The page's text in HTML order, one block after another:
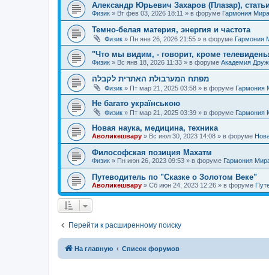
Александр Юрьевич Захаров (Плазар), статьи
Физик » Вт фев 03, 2026 18:11 » в форуме Гармония Мира
Темно-белая материя, энергия и частота
Физик » Пн янв 26, 2026 21:55 » в форуме Гармония
"Что мы видим, - говорит, кроме
Физик » Вс янв 18, 2026 11:33 » в форуме Академия
מפתח המערבולת האתרית לקבלה
Физик » Пт мар 21, 2025 03:58 » в форуме Гармония
Не багато українською
Физик » Пт мар 21, 2025 03:39 » в форуме Гармония
Новая наука, медицина, техника
Аволикешвару » Вс июл 30, 2023 14:08 » в форуме
Философская позиция Махатм
Физик » Пн июн 26, 2023 09:53 » в форуме Гармония
Путеводитель по "Сказке о Золотом Веке"
Аволикешвару » Сб июн 24, 2023 12:26 » в форуме
Перейти к расширенному поиску
На главную Список форумов